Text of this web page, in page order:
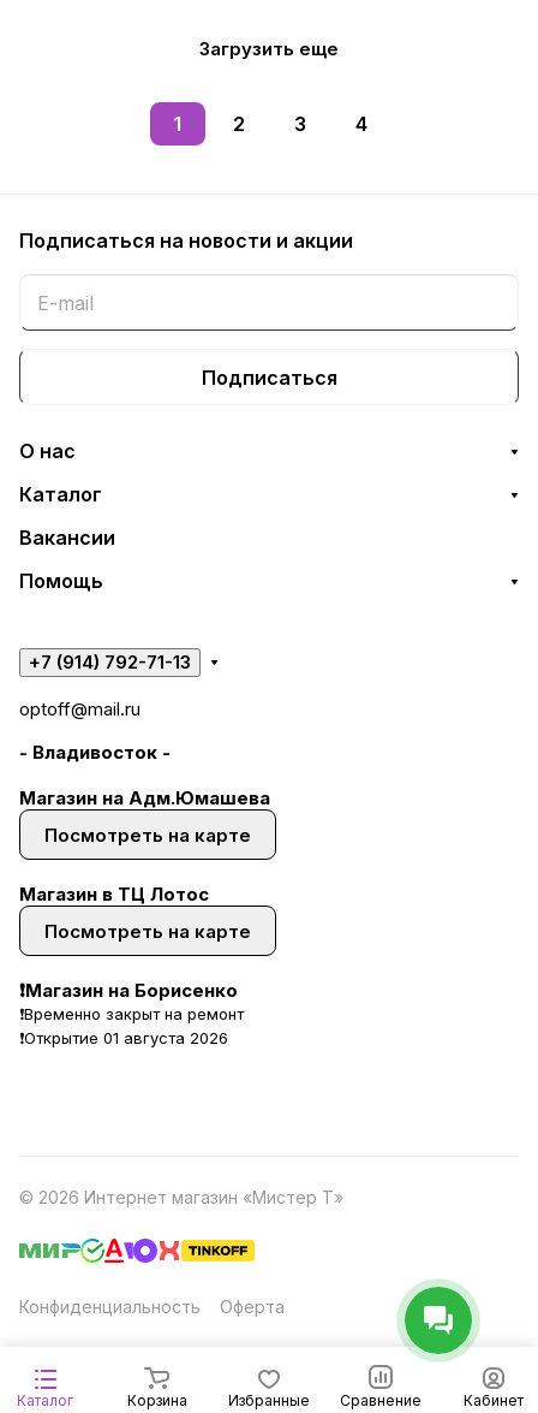
Загрузить еще
1 2 3 4
Каталог Корзина Избранные Сравнение Кабинет
Подписаться на новости и акции
Подписаться
О нас
Каталог
Вакансии
Помощь
+7 (914) 792-71-13
optoff@mail.ru
- Владивосток -
Магазин на Адм.Юмашева
Посмотреть на карте
Магазин в ТЦ Лотос
Посмотреть на карте
❗Магазин на Борисенко
❗Временно закрыт на ремонт
❗Открытие 01 августа 2026
© 2026 Интернет магазин «Мистер Т»
Конфиденциальность Оферта